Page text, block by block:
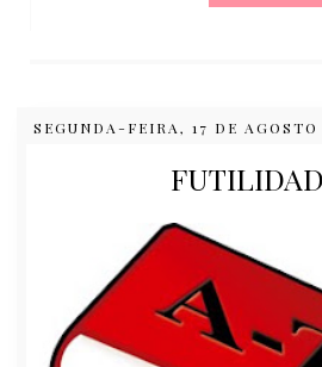
SEGUNDA-FEIRA, 17 DE